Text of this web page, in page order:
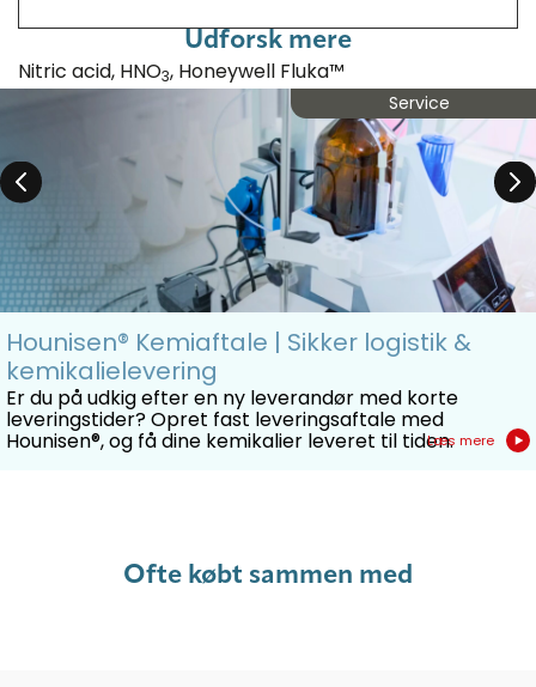
Nitric acid, HNO3, Honeywell Fluka™
TraceSELECT trace analysis, ≥ 69 %
Lysegul væske med stikkende lugt.
Udforsk mere
Service
Hounisen® Kemiaftale | Sikker logistik &
kemikalielevering
Er du på udkig efter en ny leverandør med korte
leveringstider? Opret fast leveringsaftale med
Hounisen®, og få dine kemikalier leveret til tiden.Læs mere
Ofte købt sammen med